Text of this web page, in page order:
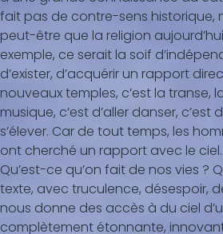
fait pas de contre-sens historique,
peut-être que la religion
exemple, ce serait la soif
d’exister, d’acquérir un rapport
nouveaux temples, c’est la transe,
musique, c’est d’aller danser,
s’élever. Car de tout temps, les
ont cherché un rapport avec le ciel.
Qu’est-ce qu’on fait de nos vies ?
texte, avec truculence, désespoir,
nous donne des accès à du ciel
complètement étonnante,